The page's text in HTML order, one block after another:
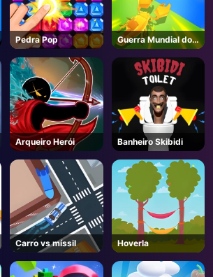
AD
Pedra Pop
Guerra Mundial dos
Insetos
Arqueiro Herói Banheiro Skibidi
Carro vs míssil Hoverla